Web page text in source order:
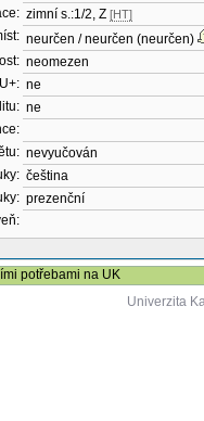
zimní s.:1/2, Z [HT]
neurčen / neurčen (neurčen)
neomezen
ne
ne
nevyučován
čeština
prezenční
potřebami na UK
Univerzita